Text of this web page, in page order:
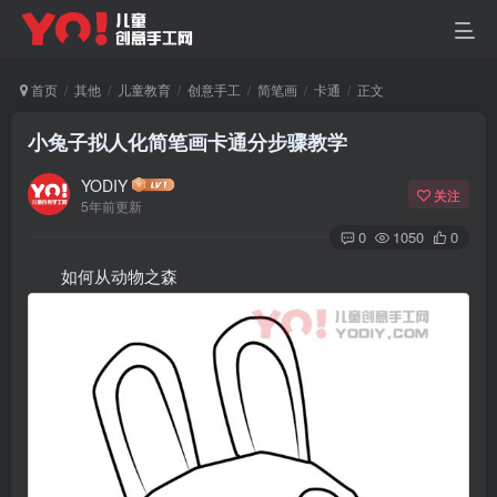
首页 其他 儿童教育 创意手工 简笔画 卡通 正文
小兔子拟人化简笔画卡通分步骤教学
YODIY
5年前更新
关注
0 1050 0
如何从动物之森